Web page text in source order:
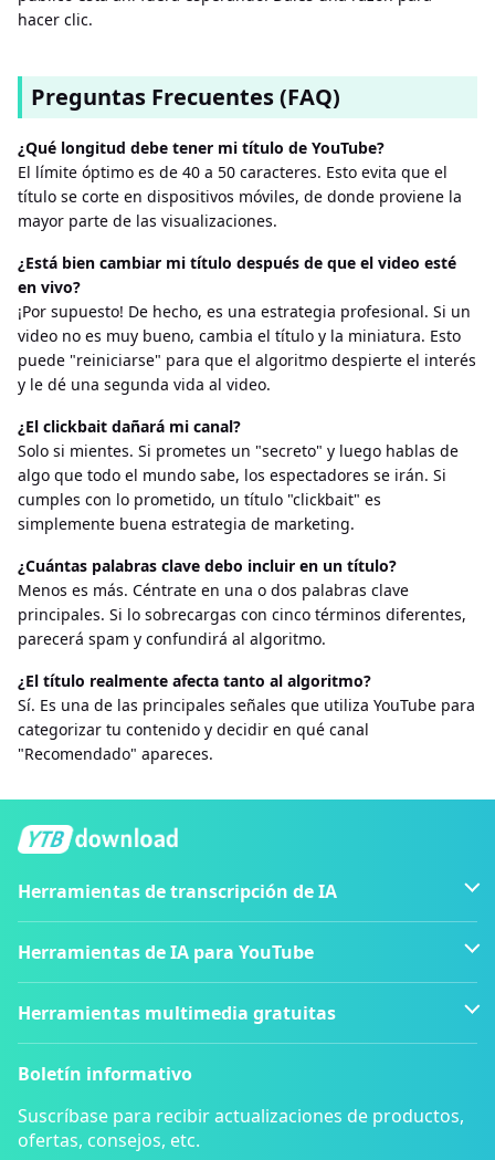
hacer clic.
Preguntas Frecuentes (FAQ)
¿Qué longitud debe tener mi título de YouTube?
El límite óptimo es de 40 a 50 caracteres. Esto evita que el
título se corte en dispositivos móviles, de donde proviene la
mayor parte de las visualizaciones.
¿Está bien cambiar mi título después de que el video esté
en vivo?
¡Por supuesto! De hecho, es una estrategia profesional. Si un
video no es muy bueno, cambia el título y la miniatura. Esto
puede "reiniciarse" para que el algoritmo despierte el interés
y le dé una segunda vida al video.
¿El clickbait dañará mi canal?
Solo si mientes. Si prometes un "secreto" y luego hablas de
algo que todo el mundo sabe, los espectadores se irán. Si
cumples con lo prometido, un título "clickbait" es
simplemente buena estrategia de marketing.
¿Cuántas palabras clave debo incluir en un título?
Menos es más. Céntrate en una o dos palabras clave
principales. Si lo sobrecargas con cinco términos diferentes,
parecerá spam y confundirá al algoritmo.
¿El título realmente afecta tanto al algoritmo?
Sí. Es una de las principales señales que utiliza YouTube para
categorizar tu contenido y decidir en qué canal
"Recomendado" apareces.
Herramientas de transcripción de IA
Herramientas de IA para YouTube
Herramientas multimedia gratuitas
Boletín informativo
Suscríbase para recibir actualizaciones de productos,
ofertas, consejos, etc.